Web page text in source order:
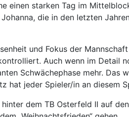
starken Tag im
die in den letzten
und Fokus der
Auch wenn im Detail
Schwächephase mehr. Das
jeder Spieler/in an diesem
dem TB Osterfeld II auf